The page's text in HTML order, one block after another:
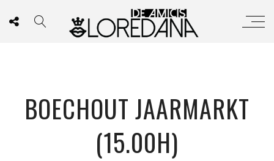
BOECHOUT JAARMARKT
(15.00H)